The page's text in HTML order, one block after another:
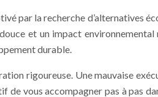
par la recherche d’alternatives
et un impact
durable.
rigoureuse. Une mauvaise
vous accompagner pas à pas